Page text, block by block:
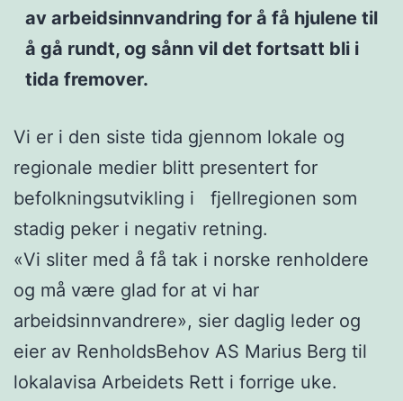
av arbeidsinnvandring for å få hjulene til
å gå rundt, og sånn vil det fortsatt bli i
tida fremover.
Vi er i den siste tida gjennom lokale og
regionale medier blitt presentert for
befolkningsutvikling i fjellregionen som
stadig peker i negativ retning.
«Vi sliter med å få tak i norske renholdere
og må være glad for at vi har
arbeidsinnvandrere», sier daglig leder og
eier av RenholdsBehov AS Marius Berg til
lokalavisa Arbeidets Rett i forrige uke.